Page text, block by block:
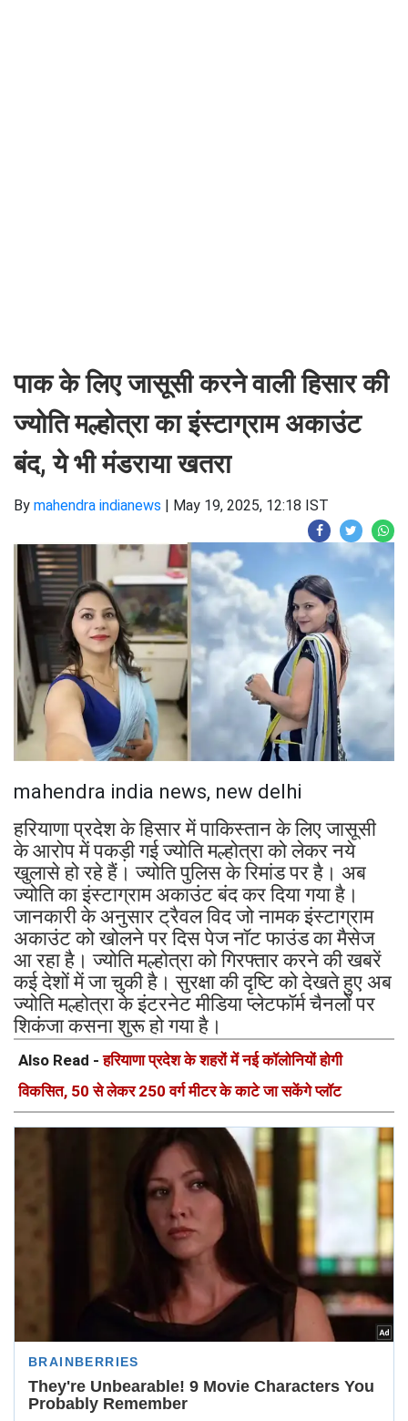
पाक के लिए जासूसी करने वाली हिसार की
ज्योति मल्होत्रा का इंस्टाग्राम अकाउंट
बंद, ये भी मंडराया खतरा
By mahendra indianews | May 19, 2025, 12:18 IST
mahendra india news, new delhi
हरियाणा प्रदेश के हिसार में पाकिस्तान के लिए जासूसी
के आरोप में पकड़ी गई ज्योति मल्होत्रा को लेकर नये
खुलासे हो रहे हैं। ज्योति पुलिस के रिमांड पर है। अब
ज्योति का इंस्टाग्राम अकाउंट बंद कर दिया गया है।
जानकारी के अनुसार ट्रैवल विद जो नामक इंस्टाग्राम
अकाउंट को खोलने पर दिस पेज नॉट फाउंड का मैसेज
आ रहा है। ज्योति मल्होत्रा को गिरफ्तार करने की खबरें
कई देशों में जा चुकी है। सुरक्षा की दृष्टि को देखते हुए अब
ज्योति मल्होत्रा के इंटरनेट मीडिया प्लेटफॉर्म चैनलों पर
शिकंजा कसना शुरू हो गया है।
Also Read -हरियाणा प्रदेश के शहरों में नई कॉलोनियों होगी
विकसित, 50 से लेकर 250 वर्ग मीटर के काटे जा सकेंगे प्लॉट